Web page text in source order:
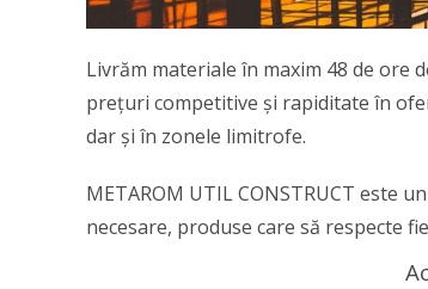
Livrăm materiale în maxim 48 de ore
prețuri competitive și rapiditate în
dar și în zonele limitrofe.
METAROM UTIL CONSTRUCT este
necesare, produse care să respecte